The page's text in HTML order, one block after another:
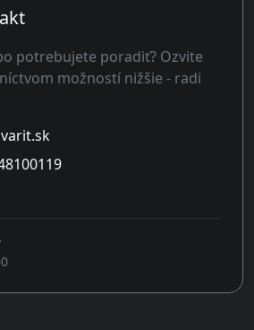
potrebujete poradiť? Ozvite
možností nižšie - radi